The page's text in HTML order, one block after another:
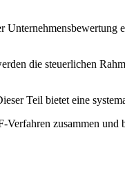
die steuerlichen
Teil bietet eine
Verfahren zusammen